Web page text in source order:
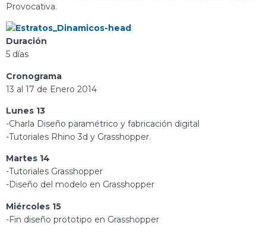
Provocativa.
Duración
5 días
Cronograma
13 al 17 de Enero 2014
Lunes 13
-Charla Diseño paramétrico y fabricación digital
-Tutoriales Rhino 3d y Grasshopper.
Martes 14
-Tutoriales Grasshopper
-Diseño del modelo en Grasshopper
Miércoles 15
-Fin diseño prototipo en Grasshopper